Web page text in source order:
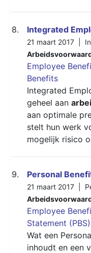
8. Integrated
21 maart 2017 |
Employee
Benefits
Integrated
geheel aan
aan optimale
stelt hun werk
mogelijk risico
9. Personal
21 maart 2017 |
Employee
Statement (PBS)
Wat een
inhoudt en een